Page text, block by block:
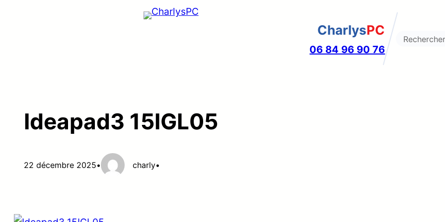
CharlysPC
06 84 96 90 76
Search
Ideapad3 15IGL05
22 décembre 2025• charly•